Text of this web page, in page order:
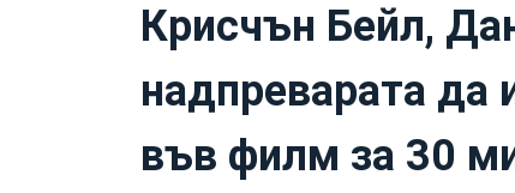
Крисчън Бейл,
надпреварата
във филм за 30